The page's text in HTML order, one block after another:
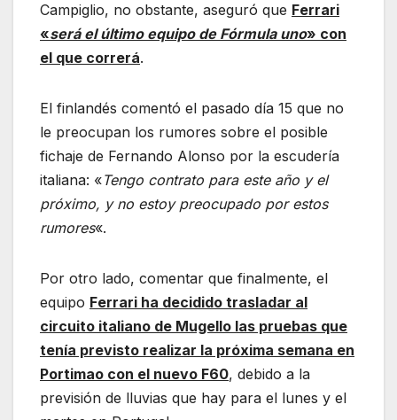
Campiglio, no obstante, aseguró que Ferrari
«será el último equipo de Fórmula uno» con
el que correrá.
El finlandés comentó el pasado día 15 que no
le preocupan los rumores sobre el posible
fichaje de Fernando Alonso por la escudería
italiana: «Tengo contrato para este año y el
próximo, y no estoy preocupado por estos
rumores«.
Por otro lado, comentar que finalmente, el
equipo Ferrari ha decidido trasladar al
circuito italiano de Mugello las pruebas que
tenía previsto realizar la próxima semana en
Portimao con el nuevo F60, debido a la
previsión de lluvias que hay para el lunes y el